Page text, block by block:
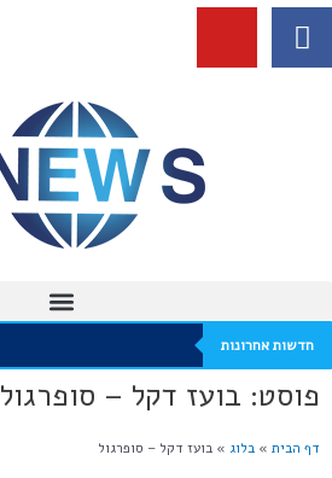
חדשות אחרונות
פוסט: בועז דקל – סופרגול
דף הבית » בלוג » בועז דקל – סופרגול